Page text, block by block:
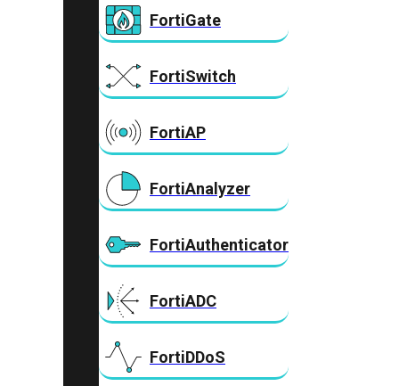
FortiGate
FortiSwitch
FortiAP
FortiAnalyzer
FortiAuthenticator
FortiADC
FortiDDoS